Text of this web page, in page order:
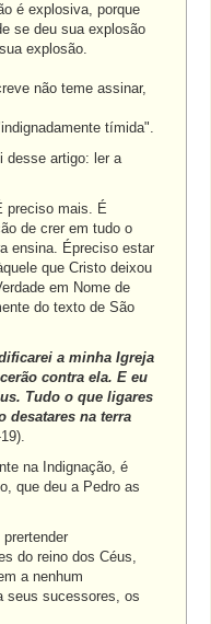
é explosiva, porque
se deu sua explosão
explosão.
não teme assinar,
tímida".
desse artigo: ler a
preciso mais. É
de crer em tudo o
ensina. Épreciso estar
que Cristo deixou
em Nome de
do texto de São
a minha Igreja
contra ela. E eu
Tudo o que ligares
desatares na terra
na Indignação, é
que deu a Pedro as
do reino dos Céus,
a nenhum
seus sucessores, os